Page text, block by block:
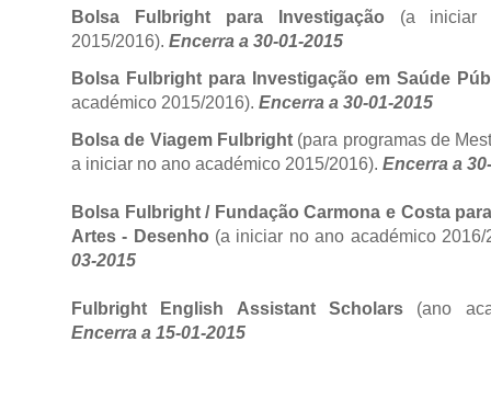
Bolsa Fulbright para Investigação (a iniciar
2015/2016). Encerra a 30-01-2015
Bolsa Fulbright para Investigação em Saúde
académico 2015/2016). Encerra a 30-01-2015
Bolsa de Viagem Fulbright (para programas de
a iniciar no ano académico 2015/2016). Encerra a
Bolsa Fulbright/ Fundação Carmona e Costa
Artes - Desenho (a iniciar no ano académico
03-2015
Fulbright English Assistant Scholars
(ano
Encerra a 15-01-2015